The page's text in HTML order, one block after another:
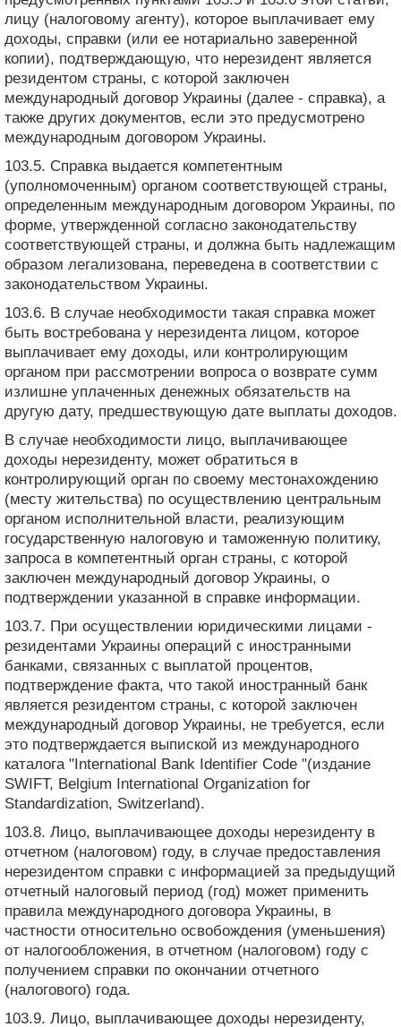
лицу (налоговому агенту), которое выплачивает ему
доходы, справки (или ее нотариально заверенной
копии), подтверждающую, что нерезидент является
резидентом страны, с которой заключен
международный договор Украины (далее - справка), а
также других документов, если это предусмотрено
международным договором Украины.
103.5. Справка выдается компетентным
(уполномоченным) органом соответствующей страны,
определенным международным договором Украины, по
форме, утвержденной согласно законодательству
соответствующей страны, и должна быть надлежащим
образом легализована, переведена в соответствии с
законодательством Украины.
103.6. В случае необходимости такая справка может
быть востребована у нерезидента лицом, которое
выплачивает ему доходы, или контролирующим
органом при рассмотрении вопроса о возврате сумм
излишне уплаченных денежных обязательств на
другую дату, предшествующую дате выплаты доходов.
В случае необходимости лицо, выплачивающее
доходы нерезиденту, может обратиться в
контролирующий орган по своему местонахождению
(месту жительства) по осуществлению центральным
органом исполнительной власти, реализующим
государственную налоговую и таможенную политику,
запроса в компетентный орган страны, с которой
заключен международный договор Украины, о
подтверждении указанной в справке информации.
103.7. При осуществлении юридическими лицами -
резидентами Украины операций с иностранными
банками, связанных с выплатой процентов,
подтверждение факта, что такой иностранный банк
является резидентом страны, с которой заключен
международный договор Украины, не требуется, если
это подтверждается выпиской из международного
каталога "International Bank Identifier Code "(издание
SWIFT, Belgium International Organization for
Standardization, Switzerland).
103.8. Лицо, выплачивающее доходы нерезиденту в
отчетном (налоговом) году, в случае предоставления
нерезидентом справки с информацией за предыдущий
отчетный налоговый период (год) может применить
правила международного договора Украины, в
частности относительно освобождения (уменьшения)
от налогообложения, в отчетном (налоговом) году с
получением справки по окончании отчетного
(налогового) года.
103.9. Лицо, выплачивающее доходы нерезиденту,